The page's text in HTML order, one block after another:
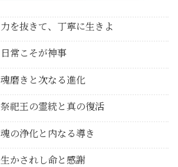
力を抜きて、丁寧に生きよ
日常こそが神事
魂磨きと次なる進化
祭祀王の霊統と真の復活
魂の浄化と内なる導き
生かされし命と感謝